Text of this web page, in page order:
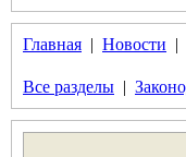
Главная | Новости |
Все разделы |